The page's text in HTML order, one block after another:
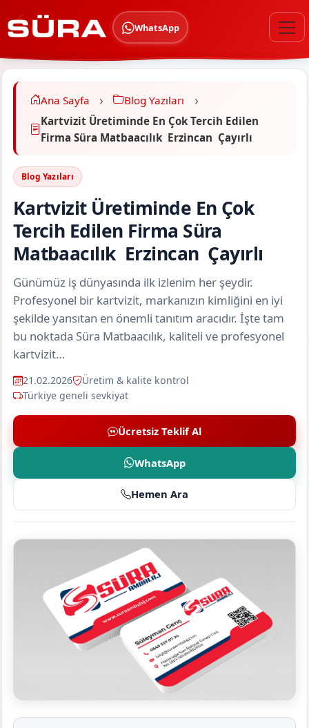
WhatsApp
Ana Sayfa
Blog Yazıları
Kartvizit Üretiminde En Çok Tercih Edilen
Firma Süra Matbaacılık Erzincan Çayırlı
Blog Yazıları
Kartvizit Üretiminde En Çok
Tercih Edilen Firma Süra
Matbaacılık Erzincan Çayırlı
Günümüz iş dünyasında ilk izlenim her şeydir.
Profesyonel bir kartvizit, markanızın kimliğini en iyi
şekilde yansıtan en önemli tanıtım aracıdır. İşte tam
bu noktada Süra Matbaacılık, kaliteli ve profesyonel
kartvizit…
21.02.2026
Üretim & kalite kontrol
Türkiye geneli sevkiyat
Ücretsiz Teklif Al
WhatsApp
Hemen Ara